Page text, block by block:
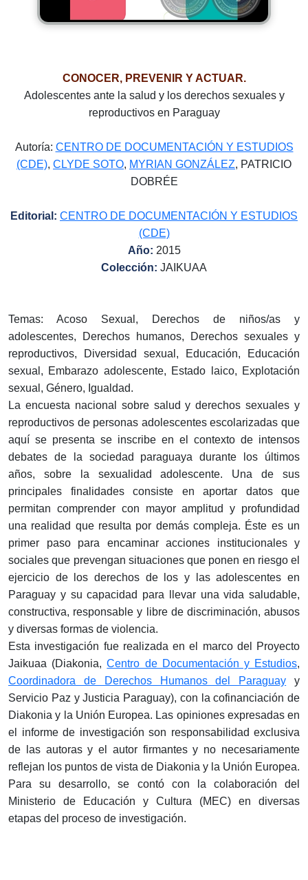
CONOCER, PREVENIR Y ACTUAR.
Adolescentes ante la salud y los derechos sexuales y
reproductivos en Paraguay
Autoría: CENTRO DE DOCUMENTACIÓN Y ESTUDIOS
(CDE), CLYDE SOTO, MYRIAN GONZÁLEZ, PATRICIO
DOBRÉE
Editorial: CENTRO DE DOCUMENTACIÓN Y ESTUDIOS
(CDE)
Año: 2015
Colección: JAIKUAA
Temas: Acoso Sexual, Derechos de niños/as y
adolescentes, Derechos humanos, Derechos sexuales y
reproductivos, Diversidad sexual, Educación, Educación
sexual, Embarazo adolescente, Estado laico, Explotación
sexual, Género, Igualdad.
La encuesta nacional sobre salud y derechos sexuales y
reproductivos de personas adolescentes escolarizadas que
aquí se presenta se inscribe en el contexto de intensos
debates de la sociedad paraguaya durante los últimos
años, sobre la sexualidad adolescente. Una de sus
principales finalidades consiste en aportar datos que
permitan comprender con mayor amplitud y profundidad
una realidad que resulta por demás compleja. Éste es un
primer paso para encaminar acciones institucionales y
sociales que prevengan situaciones que ponen en riesgo el
ejercicio de los derechos de los y las adolescentes en
Paraguay y su capacidad para llevar una vida saludable,
constructiva, responsable y libre de discriminación, abusos
y diversas formas de violencia.
Esta investigación fue realizada en el marco del Proyecto
Jaikuaa (Diakonia,Centro de Documentación y Estudios,
Coordinadora de Derechos Humanos del Paraguay y
Servicio Paz y Justicia Paraguay), con la cofinanciación de
Diakonia y la Unión Europea. Las opiniones expresadas en
el informe de investigación son responsabilidad exclusiva
de las autoras y el autor firmantes y no necesariamente
reflejan los puntos de vista de Diakonia y la Unión Europea.
Para su desarrollo, se contó con la colaboración del
Ministerio de Educación y Cultura (MEC) en diversas
etapas del proceso de investigación.